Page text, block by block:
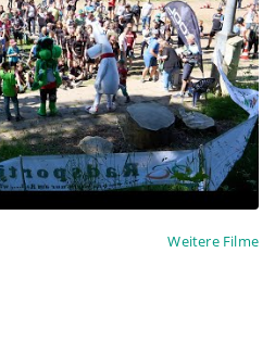
Weitere Filme